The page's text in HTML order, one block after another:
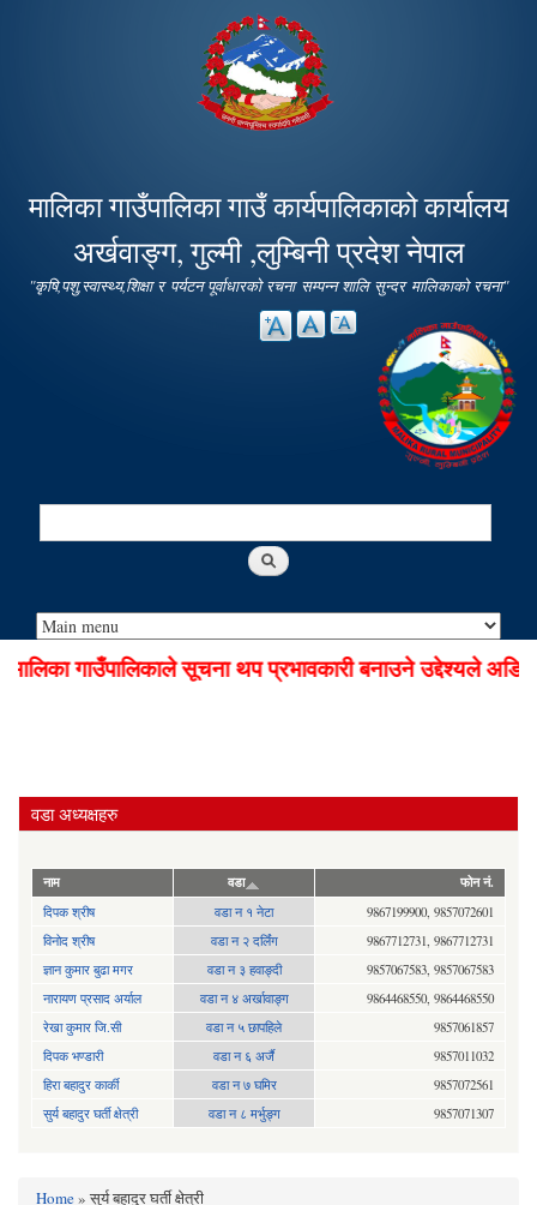
main
content
मालिका गाउँपालिका गाउँ कार्यपालिकाको कार्यालय
अर्खवाङ्ग, गुल्मी ,लुम्बिनी प्रदेश नेपाल
"कृषि,पशु,स्वास्थ्य,शिक्षा र पर्यटन पूर्वाधारको रचना सम्पन्न शालि सुन्दर मालिकाको रचना"
Search
गाउँपालिकाले सूचना थप प्रभावकारी बनाउने उद्देश्यले
वडा अध्यक्षहरु
नाम वडा फोन नं.
दिपक श्रीष वडा न १ नेटा
9867199900, 9857072601
विनोद श्रीष
वडा न २ दर्लिंग
9867712731, 9867712731
ज्ञान कुमार बुढा मगर
वडा न ३ हवाङ्दी
9857067583, 9857067583
नारायण प्रसाद अर्याल
वडा न‍ ४ अर्खावाङ्ग
9864468550, 9864468550
रेखा कुमार जि.सी
वडा न ५ छापहिले
9857061857
दिपक भण्डारी
वडा न ६ अर्जै
9857011032
हिरा बहादुर कार्की
वडा न ७ घमिर
9857072561
सुर्य बहादुर घर्ती क्षेत्री
वडा न ८ मर्भुङ्ग 9857071307
Home» सुर्य बहादुर घर्ती क्षेत्री